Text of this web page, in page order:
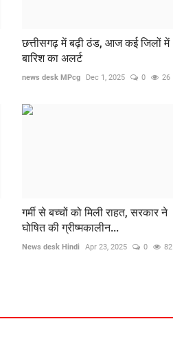
छत्तीसगढ़ में बढ़ी ठंड, आज कई जिलों में
बारिश का अलर्ट
news desk MPcg Dec 1, 2025 0 26
गर्मी से बच्चों को मिली राहत, सरकार ने
घोषित की ग्रीष्मकालीन...
News desk Hindi Apr 23, 2025 0 82